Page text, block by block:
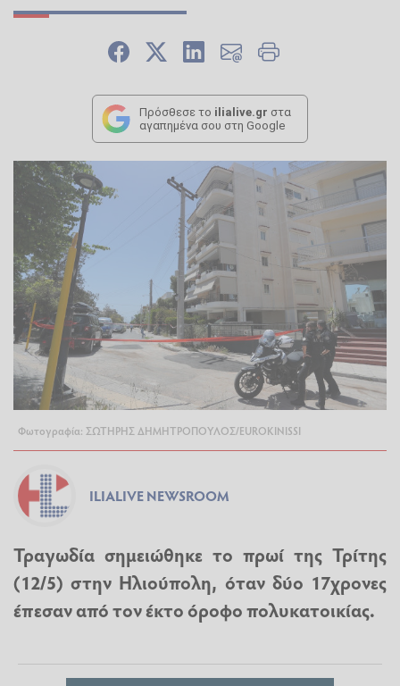
Πρόσθεσε το ilialive.gr στα
αγαπημένα σου στη Google
Φωτογραφία: ΣΩΤΗΡΗΣ ΔΗΜΗΤΡΟΠΟΥΛΟΣ/EUROKINISSI
ILIALIVE NEWSROOM
Τραγωδία σημειώθηκε το πρωί της Τρίτης
(12/5) στην Ηλιούπολη, όταν δύο 17χρονες
έπεσαν από τον έκτο όροφο πολυκατοικίας.